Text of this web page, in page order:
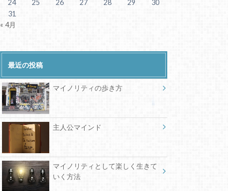
24
25 26 27 28 29
30
31
« 4月
最近の投稿
マイノリティの歩き方
主人公マインド
マイノリティとして楽しく生きて
いく方法